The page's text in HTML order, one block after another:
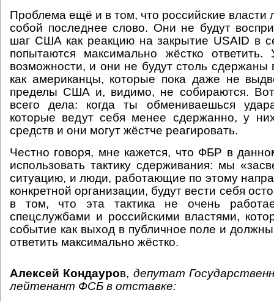
Проблема ещё и в том, что российские власти
собой последнее слово. Они не будут
шаг США как реакцию на закрытие USAID в
попытаются максимально жёстко
возможности, и они не будут столь сдержаны
как американцы, которые пока даже не
пределы США и, видимо, не собираются.
всего дела: когда ты обмениваешься
которые ведут себя менее сдержанно, у
средств и они могут жёстче реагировать.
Честно говоря, мне кажется, что ФБР в
использовать тактику сдерживания: мы
ситуацию, и люди, работающие по этому
конкретной организации, будут вести себя
в том, что эта тактика не очень
спецслужбами и российскими властями,
событие как выход в публичное поле и
ответить максимально жёстко.
Алексей Кондауров, депутат
лейтенант ФСБ в отставке: